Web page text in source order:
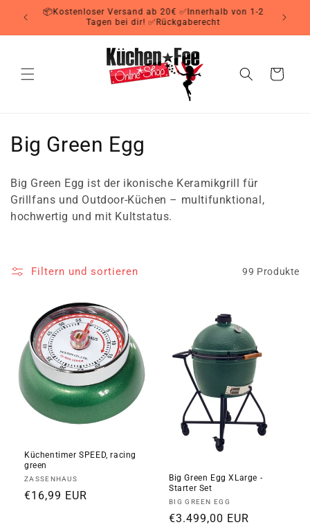
zum
📦Kostenloser Versand ab 20€ ✅Innerhalb von 1-2
Tagen bei dir! ✅Rückgaberecht
Warenkorb
K
t
e
o
e
Big Green Egg
Big Green Egg ist der ikonische Keramikgrill für
Grillfans und Outdoor-Küchen – multifunktional,
hochwertig und mit Kultstatus.
Filtern und sortieren 99 Produkte
Küchentimer SPEED, racing
green
Anbieter:
ZASSENHAUS
Normaler
€16,99 EUR
Big Green Egg XLarge -
Starter Set
Anbieter:
BIG GREEN EGG
Normaler
€3.499,00 EUR